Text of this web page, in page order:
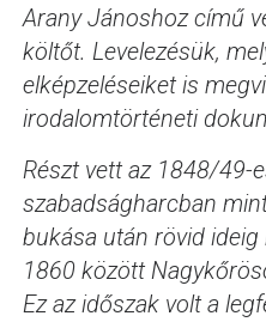
Arany Jánoshoz című
költőt. Levelezésük,
elképzeléseiket is
irodalomtörténeti
Részt vett az 1848/49-
szabadságharcban
bukása után rövid
1860 között
Ez az időszak volt a